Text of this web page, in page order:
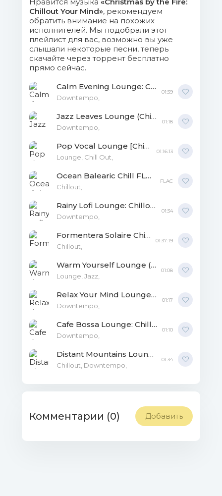
17. Svendaq - Blue Bossa - Original
Mix.flac (45.51 Mb)
18. Marga Sol - Cafe Del Amor -
Original Mix.flac (28.31 Mb)
20. Vincenzo Ricca - 50 Years of
Bossa.flac (22.41 Mb)
cover.jpg (1.3 Mb)
Chillout Your Mind», рекомендуем
обратить внимание на похожих
исполнителей. Мы подобрали этот
плейлист для вас, возможно вы уже
слышали некоторые песни, теперь
скачайте через торрент бесплатно
прямо сейчас.
Calm Evening Lounge: Chillout Your Mind MP3
Downtempo,
01:39
Jazz Leaves Lounge (Chillout Your Mind) FLAC
Downtempo,
01:18
Pop Vocal Lounge [Chillout Your Mind] FLAC FLAC
Lounge, Chill Out,
01:16:13
Ocean Balearic Chill FLAC
Chillout,
FLAC
Rainy Lofi Lounge: Chillout Your Mind FLAC
Downtempo,
01:34
Formentera Solaire Chill FLAC
Chillout,
01:37:19
Warm Yourself Lounge (Chillout Your Mind) FLAC
Lounge, Jazz,
01:08
Relax Your Mind Lounge: Chillout Your Mind FLAC
Downtempo,
01:17
Cafe Bossa Lounge: Chillout Your Mind FLAC
Downtempo,
01:10
Distant Mountains Lounge: Chillout Your Mind MP3
Chillout, Downtempo,
01:34
Комментарии (0) Добавить